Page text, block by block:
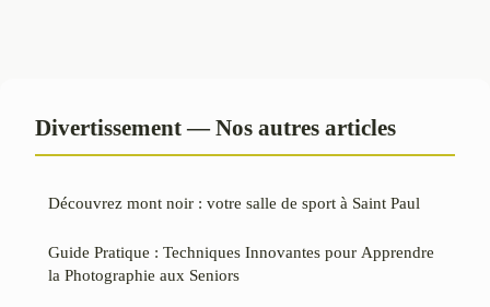
Divertissement — Nos autres articles
Découvrez mont noir : votre salle de sport à Saint Paul
Guide Pratique : Techniques Innovantes pour Apprendre
la Photographie aux Seniors